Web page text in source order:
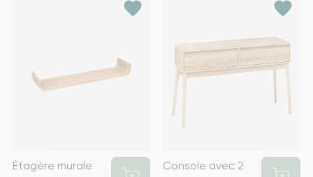
favorite
Étagère murale
favorite
Console avec 2